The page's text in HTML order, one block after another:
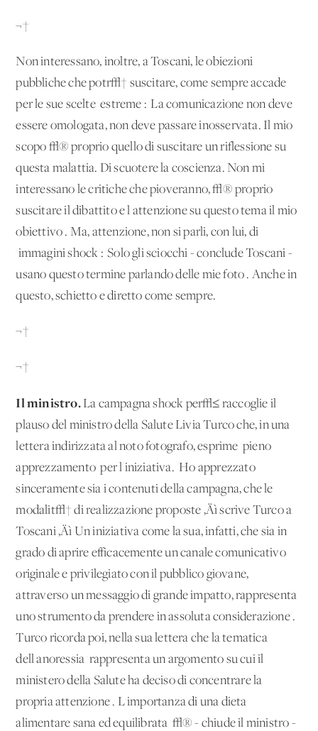
¬†
Non interessano, inoltre, a Toscani, le obiezioni
pubbliche che potr√† suscitare, come sempre accade
per le sue scelte 'estreme': 'La comunicazione non deve
essere omologata, non deve passare inosservata. Il mio
scopo √® proprio quello di suscitare un riflessione su
questa malattia. Di scuotere la coscienza. Non mi
interessano le critiche che pioveranno, √® proprio
suscitare il dibattito e l'attenzione su questo tema il mio
obiettivo'. Ma, attenzione, non si parli, con lui, di
'immagini shock': 'Solo gli sciocchi - conclude Toscani -
usano questo termine parlando delle mie foto'. Anche in
questo, schietto e diretto come sempre.
¬†
¬†
Il ministro.La campagna shock per√≤ raccoglie il
plauso del ministro della Salute Livia Turco che, in una
lettera indirizzata al noto fotografo, esprime 'pieno
apprezzamento' per l'iniziativa. 'Ho apprezzato
sinceramente sia i contenuti della campagna, che le
modalit√† di realizzazione proposte ‚Äì scrive Turco a
Toscani ‚Äì Un'iniziativa come la sua, infatti, che sia in
grado di aprire efficacemente un canale comunicativo
originale e privilegiato con il pubblico giovane,
attraverso un messaggio di grande impatto, rappresenta
uno strumento da prendere in assoluta considerazione'.
Turco ricorda poi, nella sua lettera che la tematica
dell'anoressia 'rappresenta un argomento su cui il
ministero della Salute ha deciso di concentrare la
propria attenzione'. L'importanza di una dieta
alimentare sana ed equilibrata '√® - chiude il ministro -